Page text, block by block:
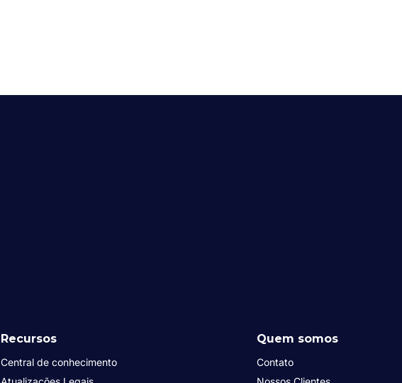
Recursos
Central de conhecimento
Quem somos
Contato